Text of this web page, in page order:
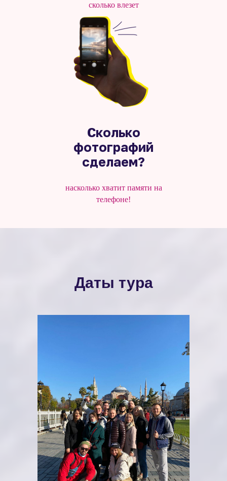
сколько влезет
Сколько
фотографий
сделаем?
насколько хватит памяти на
телефоне!
Даты тура